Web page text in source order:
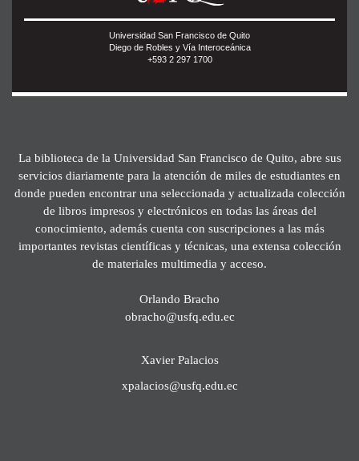
Universidad San Francisco de Quito
Diego de Robles y Vía Interoceánica
+593 2 297 1700
La biblioteca de la Universidad San Francisco de Quito, abre sus
servicios diariamente para la atención de miles de estudiantes en
donde pueden encontrar una seleccionada y actualizada colección
de libros impresos y electrónicos en todas las áreas del
conocimiento, además cuenta con suscripciones a las más
importantes revistas científicas y técnicas, una extensa colección
de materiales multimedia y acceso.
Orlando Bracho
obracho@usfq.edu.ec
Xavier Palacios
xpalacios@usfq.edu.ec